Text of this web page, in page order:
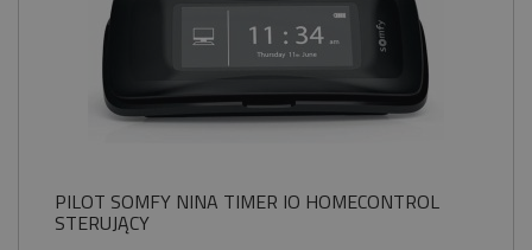
PILOT SOMFY NINA TIMER IO HOMECONTROL
STERUJĄCY